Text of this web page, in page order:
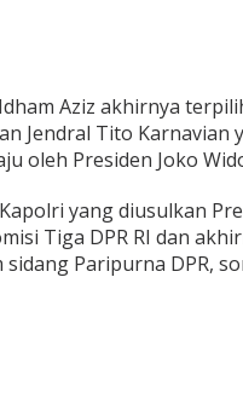
Aziz akhirnya
Jendral Tito Karnavian
oleh Presiden Joko
yang diusulkan
Tiga DPR RI dan
Paripurna DPR,